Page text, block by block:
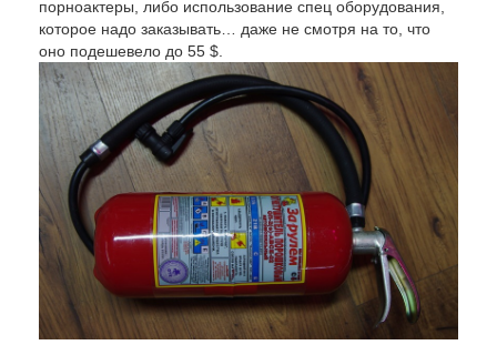
порноактеры, либо использование спец оборудования,
которое надо заказывать… даже не смотря на то, что
оно подешевело до 55 $.